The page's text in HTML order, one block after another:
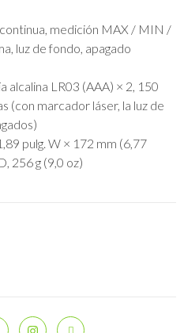
medición MAX / MIN /
luz de fondo, apagado
alcalina LR03 (AAA) × 2, 150
(con marcador láser, la luz de
pulg. W × 172 mm (6,77
256 g (9,0 oz)